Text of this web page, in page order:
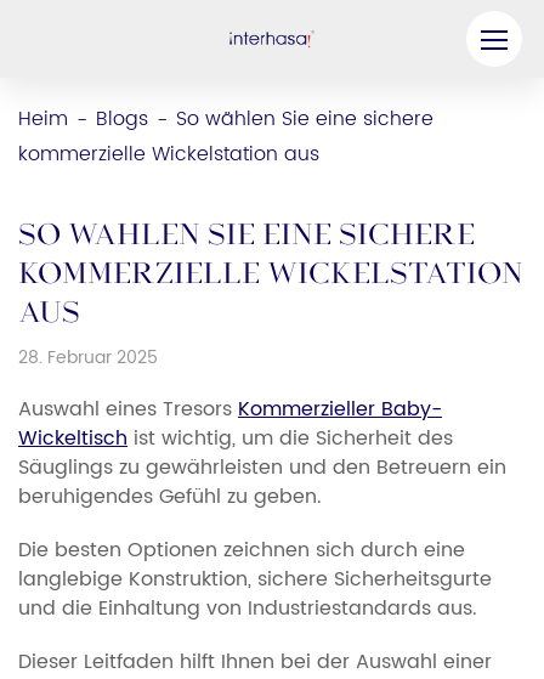
Heim - Blogs - So wählen Sie eine sichere
kommerzielle Wickelstation aus
So wählen Sie eine sichere
kommerzielle Wickelstation
aus
28. Februar 2025
Auswahl eines TresorsKommerzieller Baby-
Wickeltisch ist wichtig, um die Sicherheit des
Säuglings zu gewährleisten und den Betreuern ein
beruhigendes Gefühl zu geben.
Die besten Optionen zeichnen sich durch eine
langlebige Konstruktion, sichere Sicherheitsgurte
und die Einhaltung von Industriestandards aus.
Dieser Leitfaden hilft Ihnen bei der Auswahl einer
Produkt
Unternehmen
Werden Sie unser Partner
Lösung
Ressourcen